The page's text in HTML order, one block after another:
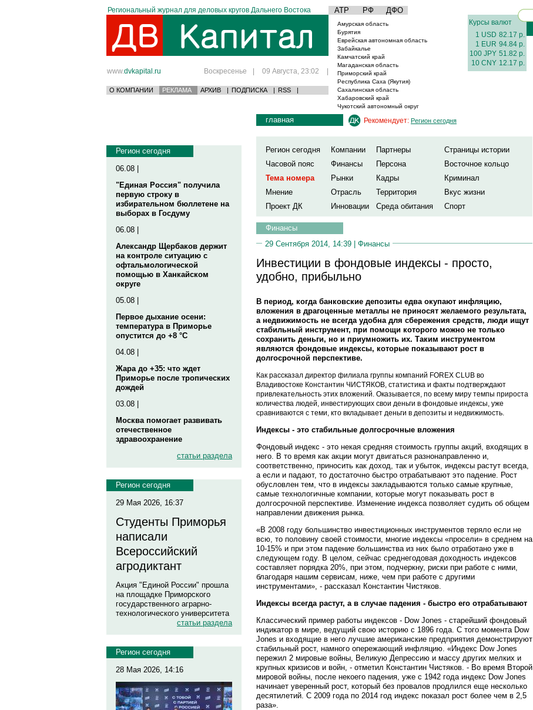
Региональный журнал для деловых кругов Дальнего Востока АТР РФ ДФО
www.dvkapital.ru Воскресенье | 09 Августа, 23:02 |
О КОМПАНИИ РЕКЛАМА АРХИВ | ПОДПИСКА | RSS |
Амурская область
Бурятия
Еврейская автономная область
Забайкалье
Камчатский край
Магаданская область
Приморский край
Республика Саха (Якутия)
Сахалинская область
Хабаровский край
Чукотский автономный округ
Курсы валют
1 USD 82.17 р.
1 EUR 94.84 р.
100 JPY 51.82 р.
10 CNY 12.17 р.
Регион сегодня
06.08 |
"Единая Россия" получила
первую строку в
избирательном бюллетене на
выборах в Госдуму
06.08 |
Александр Щербаков держит
на контроле ситуацию с
офтальмологической
помощью в Ханкайском
округе
05.08 |
Первое дыхание осени:
температура в Приморье
опустится до +8 °C
04.08 |
Жара до +35: что ждет
Приморье после тропических
дождей
03.08 |
Москва помогает развивать
отечественное
здравоохранение
статьи раздела
Регион сегодня
29 Мая 2026, 16:37
Студенты Приморья
написали
Всероссийский
агродиктант
Акция "Единой России" прошла
на площадке Приморского
государственного аграрно-
технологического университета
статьи раздела
Регион сегодня
28 Мая 2026, 14:16
главная Рекомендует: Регион сегодня
Регион сегодня Компании Партнеры
Страницы истории
Часовой пояс
Финансы Персона
Восточное кольцо
Тема номера
Рынки Кадры
Криминал
Мнение
Отрасль Территория
Вкус жизни
Проект ДК
Инновации Среда обитания Спорт
Финансы
29 Сентября 2014, 14:39 | Финансы
Инвестиции в фондовые индексы - просто,
удобно, прибыльно
В период, когда банковские депозиты едва окупают инфляцию,
вложения в драгоценные металлы не приносят желаемого результата,
а недвижимость не всегда удобна для сбережения средств, люди ищут
стабильный инструмент, при помощи которого можно не только
сохранить деньги, но и приумножить их. Таким инструментом
являются фондовые индексы, которые показывают рост в
долгосрочной перспективе.
Как рассказал директор филиала группы компаний FOREX CLUB во
Владивостоке Константин ЧИСТЯКОВ, статистика и факты подтверждают
привлекательность этих вложений. Оказывается, по всему миру темпы прироста
количества людей, инвестирующих свои деньги в фондовые индексы, уже
сравниваются с теми, кто вкладывает деньги в депозиты и недвижимость.
Индексы - это стабильные долгосрочные вложения
Фондовый индекс - это некая средняя стоимость группы акций, входящих в
него. В то время как акции могут двигаться разнонаправленно и,
соответственно, приносить как доход, так и убыток, индексы растут всегда,
а если и падают, то достаточно быстро отрабатывают это падение. Рост
обусловлен тем, что в индексы закладываются только самые крупные,
самые технологичные компании, которые могут показывать рост в
долгосрочной перспективе. Изменение индекса позволяет судить об общем
направлении движения рынка.
«В 2008 году большинство инвестиционных инструментов теряло если не
всю, то половину своей стоимости, многие индексы «просели» в среднем на
10-15% и при этом падение большинства из них было отработано уже в
следующем году. В целом, сейчас среднегодовая доходность индексов
составляет порядка 20%, при этом, подчеркну, риски при работе с ними,
благодаря нашим сервисам, ниже, чем при работе с другими
инструментами», - рассказал Константин Чистяков.
Индексы всегда растут, а в случае падения - быстро его отрабатывают
Классический пример работы индексов - Dow Jones - старейший фондовый
индикатор в мире, ведущий свою историю с 1896 года. С того момента Dow
Jones и входящие в него лучшие американские предприятия демонстрируют
стабильный рост, намного опережающий инфляцию. «Индекс Dow Jones
пережил 2 мировые войны, Великую Депрессию и массу других мелких и
крупных кризисов и войн, - отметил Константин Чистяков. - Во время Второй
мировой войны, после некоего падения, уже с 1942 года индекс Dow Jones
начинает уверенный рост, который без провалов продлился еще несколько
десятилетий. С 2009 года по 2014 год индекс показал рост более чем в 2,5
раза».